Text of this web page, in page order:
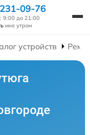
09-76
9:00 до 21:00
мне утром
устройств